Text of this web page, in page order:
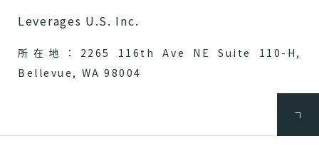
Leverages U.S. Inc.
所在地：2265 116th Ave NE Suite 110-H,
Bellevue, WA 98004